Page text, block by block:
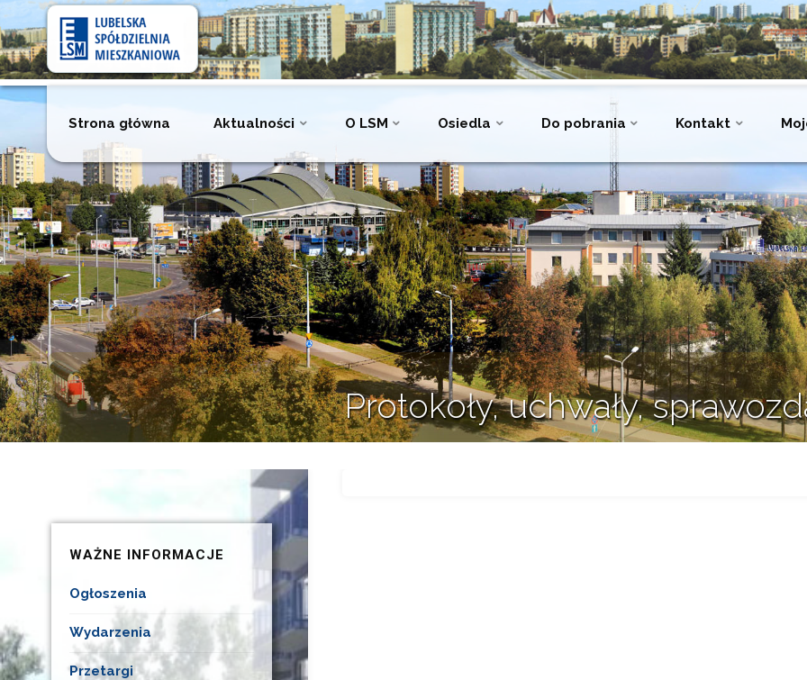
Lubelska
Spółdzielnia
Mieszkaniowa
do
treści
Strona główna Aktualności O LSM Osiedla Do pobrania Kontakt
Protokoły, uchwały,
WAŻNE INFORMACJE
Ogłoszenia
Wydarzenia
Przetargi